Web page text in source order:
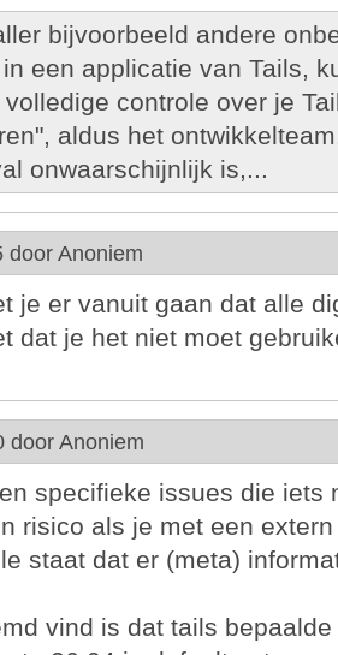
bijvoorbeeld andere
een applicatie van Tails,
controle over je
aldus het
onwaarschijnlijk is,...
door Anoniem
je er vanuit gaan dat alle
dat je het niet moet
door Anoniem
specifieke issues die iets
risico als je met een
staat dat er (meta)
vind is dat tails